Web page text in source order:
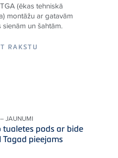
(ēkas tehniskā
montāžu ar gatavām
sienām un šahtām.
RAKSTU
JAUNUMI
tualetes pods ar bide
pieejams